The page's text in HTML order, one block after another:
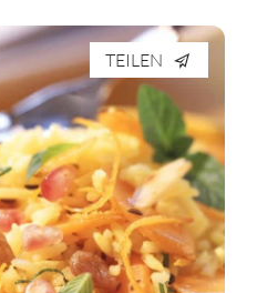
TEILEN